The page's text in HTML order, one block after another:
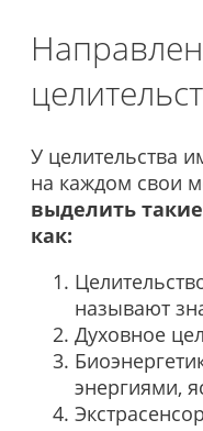
У целительства
на каждом свои
выделить
как:
называют
Духовное
энергиями,